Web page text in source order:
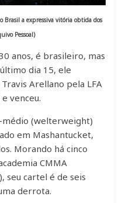
Brasil a expressiva vitória obtida dos
Pessoal)
anos, é brasileiro, mas
dia 15, ele
Arellano pela LFA
venceu.
(welterweight)
em Mashantucket,
Morando há cinco
CMMA
seu cartel é de seis
derrota.